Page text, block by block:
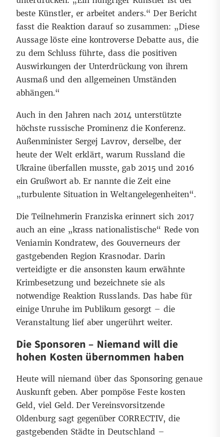
beste Künstler, er arbeitet anders.“ Der Bericht
fasst die Reaktion darauf so zusammen: „Diese
Aussage löste eine kontroverse Debatte aus, die
zu dem Schluss führte, dass die positiven
Auswirkungen der Unterdrückung von ihrem
Ausmaß und den allgemeinen Umständen
abhängen.“
Auch in den Jahren nach 2014 unterstützte
höchste russische Prominenz die Konferenz.
Außenminister Sergej Lavrov, derselbe, der
heute der Welt erklärt, warum Russland die
Ukraine überfallen musste, gab 2015 und 2016
ein Grußwort ab. Er nannte die Zeit eine
„turbulente Situation in Weltangelegenheiten“.
Die Teilnehmerin Franziska erinnert sich 2017
auch an eine „krass nationalistische“ Rede von
Veniamin Kondratew, des Gouverneurs der
gastgebenden Region Krasnodar. Darin
verteidigte er die ansonsten kaum erwähnte
Krimbesetzung und bezeichnete sie als
notwendige Reaktion Russlands. Das habe für
einige Unruhe im Publikum gesorgt – die
Veranstaltung lief aber ungerührt weiter.
Die Sponsoren – Niemand will die
hohen Kosten übernommen haben
Heute will niemand über das Sponsoring genaue
Auskunft geben. Aber pompöse Feste kosten
Geld, viel Geld. Der Vereinsvorsitzende
Oldenburg sagt gegenüber CORRECTIV, die
gastgebenden Städte in Deutschland –